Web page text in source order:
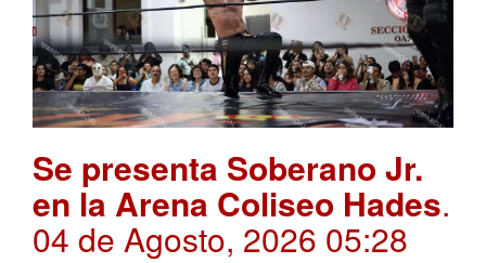
Se presenta Soberano Jr.
en la Arena Coliseo Hades.
04 de Agosto, 2026 05:28